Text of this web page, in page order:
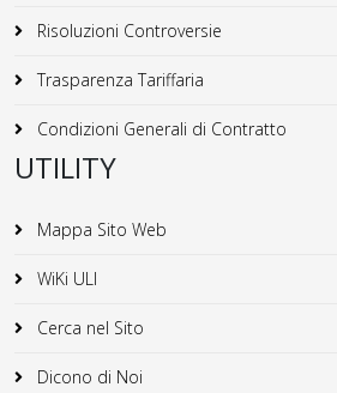
Risoluzioni Controversie
Trasparenza Tariffaria
Condizioni Generali di Contratto
UTILITY
Mappa Sito Web
WiKi ULI
Cerca nel Sito
Dicono di Noi